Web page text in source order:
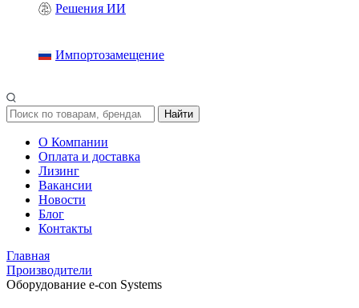
Решения ИИ
Импортозамещение
Найти
О Компании
Оплата и доставка
Лизинг
Вакансии
Новости
Блог
Контакты
Главная
Производители
Оборудование e-con Systems